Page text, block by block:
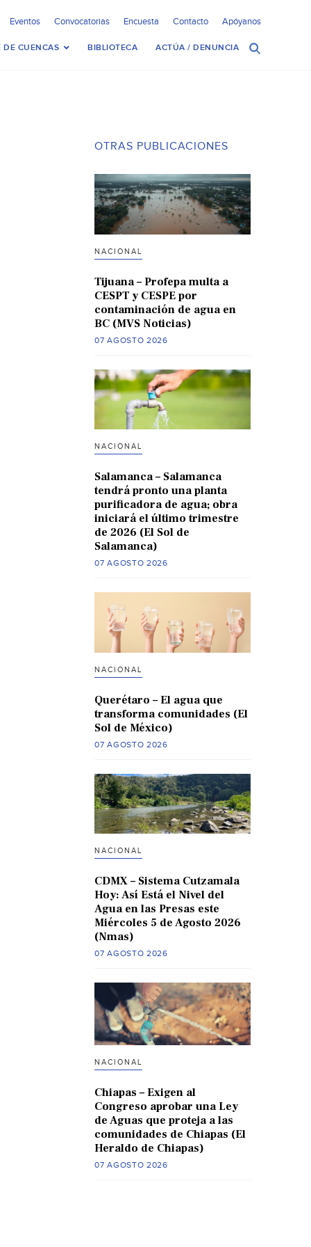
Eventos Convocatorias Encuesta Contacto Apóyanos
DE CUENCAS BIBLIOTECA ACTÚA / DENUNCIA
OTRAS PUBLICACIONES
NACIONAL
Tijuana – Profepa multa a
CESPT y CESPE por
contaminación de agua en
BC (MVS Noticias)
07 AGOSTO 2026
NACIONAL
Salamanca – Salamanca
tendrá pronto una planta
purificadora de agua; obra
iniciará el último trimestre
de 2026 (El Sol de
Salamanca)
07 AGOSTO 2026
NACIONAL
Querétaro – El agua que
transforma comunidades (El
Sol de México)
07 AGOSTO 2026
NACIONAL
CDMX – Sistema Cutzamala
Hoy: Así Está el Nivel del
Agua en las Presas este
Miércoles 5 de Agosto 2026
(Nmas)
07 AGOSTO 2026
NACIONAL
Chiapas – Exigen al
Congreso aprobar una Ley
de Aguas que proteja a las
comunidades de Chiapas (El
Heraldo de Chiapas)
07 AGOSTO 2026